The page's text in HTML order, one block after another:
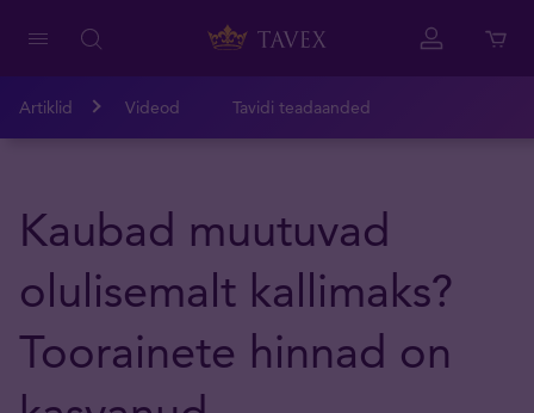
Artiklid Videod Tavidi teadaanded
Kaubad muutuvad
olulisemalt kallimaks?
Toorainete hinnad on